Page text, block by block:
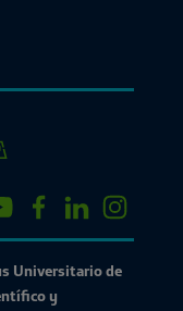
Universitario de
y